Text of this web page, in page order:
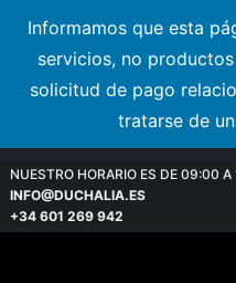
Informamos que esta
servicios, no
solicitud de pago
tratarse de
NUESTRO HORARIO ES DE 09:00
INFO@DUCHALIA.ES
+34 601 269 942